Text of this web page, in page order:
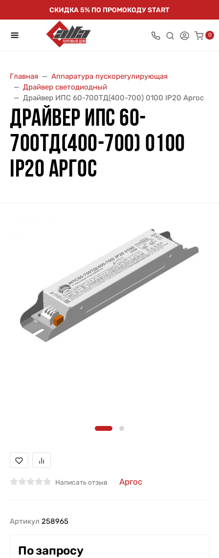
СКИДКА 5% ПО ПРОМОКОДУ START
0
Главная
Аппаратура пускорегулирующая
Драйвер светодиодный
Драйвер ИПС 60-700ТД(400-700) 0100 IP20 Аргос
ДРАЙВЕР ИПС 60-
700ТД(400-700) 0100
IP20 АРГОС
Написать отзыв Аргос
Артикул 258965
По запросу